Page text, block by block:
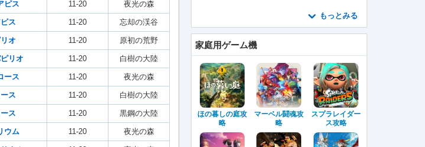
ピス 11-20 夜光の森
ス 11-20 忘却の渓谷
オ 11-20 原初の荒野
リオ 11-20 白樹の大陸
ース 11-20 夜光の森
ス 11-20 白樹の大陸
ス 11-20 黒鋼の大陸
ウム 11-20 夜光の森
もっとみる
家庭用ゲーム機
ほの暮しの庭攻
略
マーベル闘魂攻
略
スプラレイダー
ス攻略